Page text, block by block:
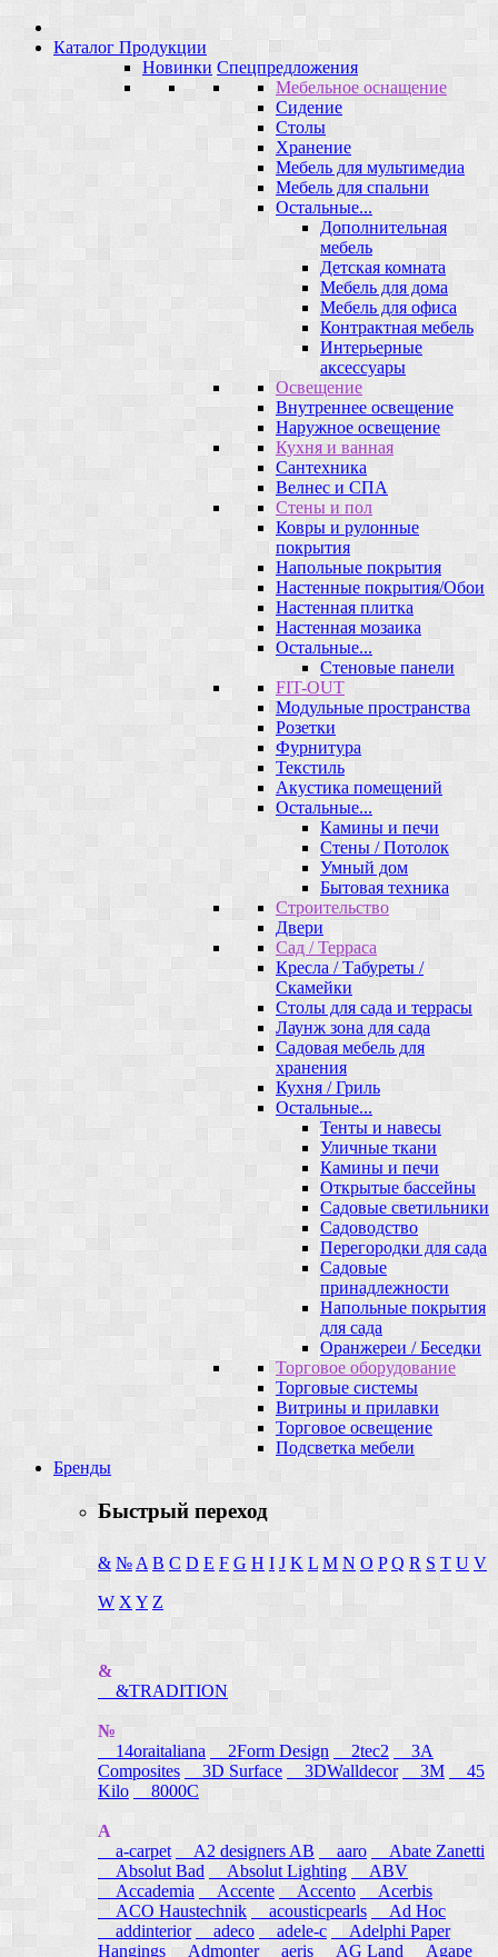
Каталог Продукции
Новинки Спецпредложения
Мебельное оснащение
Сидение
Столы
Хранение
Мебель для мультимедиа
Мебель для спальни
Остальные...
Дополнительная
мебель
Детская комната
Мебель для дома
Мебель для офиса
Контрактная мебель
Интерьерные
аксессуары
Освещение
Внутреннее освещение
Наружное освещение
Кухня и ванная
Сантехника
Велнес и СПА
Стены и пол
Ковры и рулонные
покрытия
Напольные покрытия
Настенные покрытия/Обои
Настенная плитка
Настенная мозаика
Остальные...
Стеновые панели
FIT-OUT
Модульные пространства
Розетки
Фурнитура
Текстиль
Акустика помещений
Остальные...
Камины и печи
Стены / Потолок
Умный дом
Бытовая техника
Строительство
Двери
Сад / Терраса
Кресла / Табуреты /
Скамейки
Столы для сада и террасы
Лаунж зона для сада
Садовая мебель для
хранения
Кухня / Гриль
Остальные...
Тенты и навесы
Уличные ткани
Камины и печи
Открытые бассейны
Садовые светильники
Садоводство
Перегородки для сада
Садовые
принадлежности
Напольные покрытия
для сада
Оранжереи / Беседки
Торговое оборудование
Торговые системы
Витрины и прилавки
Торговое освещение
Подсветка мебели
Бренды
Быстрый переход
& № A B C D E F G H I J K L M N O P Q R S T U V
W X Y Z
&
&TRADITION
№
14oraitaliana
2Form Design 2tec2
3A
Composites
3D Surface 3DWalldecor 3M
45
Kilo
8000C
A
a-carpet
A2 designers AB aaro
Abate Zanetti
Absolut Bad
Absolut Lighting
ABV
Accademia
Accente Accento
Acerbis
ACO Haustechnik
acousticpearls
Ad Hoc
addinterior
adeco adele-c
Adelphi Paper
Hangings Admonter aeris AG Land Agape